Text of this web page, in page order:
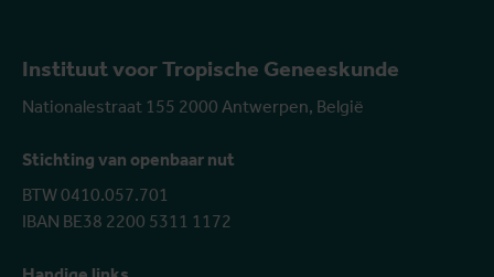
Instituut voor Tropische Geneeskunde
Nationalestraat 155 2000 Antwerpen, België
Stichting van openbaar nut
BTW 0410.057.701
IBAN BE38 2200 5311 1172